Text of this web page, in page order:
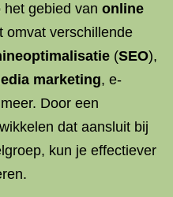
gebied van online
omvat verschillende
(SEO),
marketing, e-
Door een
dat aansluit bij
kun je effectiever